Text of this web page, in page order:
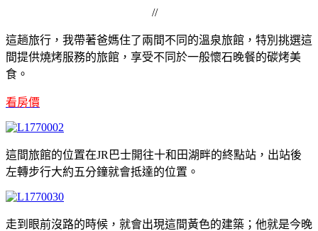
//
這趟旅行，我帶著爸媽住了兩間不同的溫泉旅館，特別挑選這
間提供燒烤服務的旅館，享受不同於一般懷石晚餐的碳烤美
食。
看房價
這間旅館的位置在JR巴士開往十和田湖畔的終點站，出站後
左轉步行大約五分鐘就會抵達的位置。
走到眼前沒路的時候，就會出現這間黃色的建築；他就是今晚